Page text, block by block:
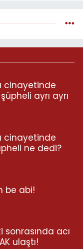
cinayetinde
ayrı ayrı
cinayetinde
ne dedi?
be abi!
acı
ulaştı!